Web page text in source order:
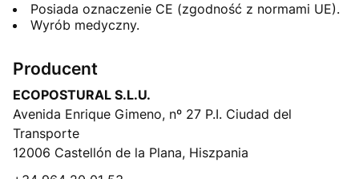
Posiada oznaczenie CE (zgodność z normami UE).
Wyrób medyczny.
Producent
ECOPOSTURAL S.L.U.
Avenida Enrique Gimeno, nº 27 P.I. Ciudad del
Transporte
12006 Castellón de la Plana, Hiszpania